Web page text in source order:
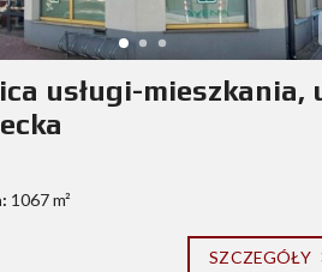
usługi-mieszkania,
1067 m²
SZCZEGÓŁY